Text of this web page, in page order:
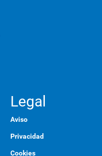
Legal
Aviso
Privacidad
Cookies